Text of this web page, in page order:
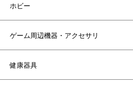
ホビー
ゲーム周辺機器・アクセサリ
健康器具